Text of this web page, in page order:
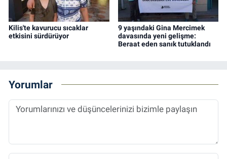
Kilis'te kavurucu sıcaklar
etkisini sürdürüyor
9 yaşındaki Gina Mercimek
davasında yeni gelişme:
Beraat eden sanık tutuklandı
Yorumlar